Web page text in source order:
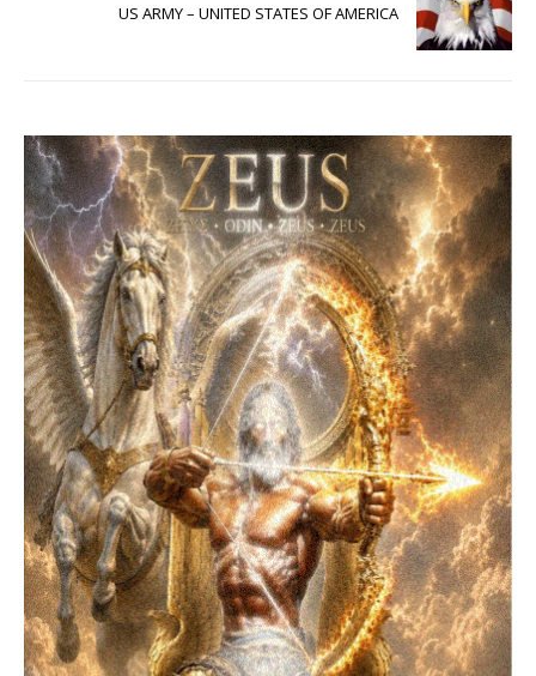
US ARMY – UNITED STATES OF AMERICA